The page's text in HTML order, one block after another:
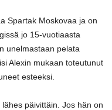
Spartak Moskovaa ja on
jo 15-vuotiaasta
unelmastaan pelata
Alexin mukaan toteutunut
esteeksi.
päivittäin. Jos hän on